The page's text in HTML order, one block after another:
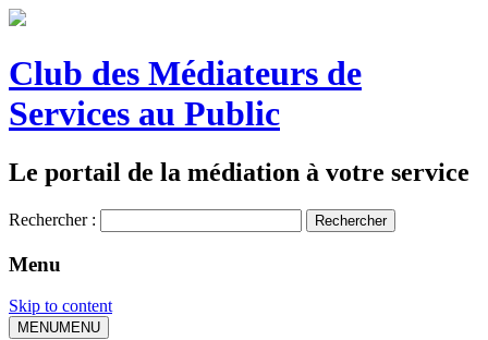
Club des Médiateurs de
Services au Public
Le portail de la médiation à votre service
Rechercher :
Menu
Skip to content
MENUMENU